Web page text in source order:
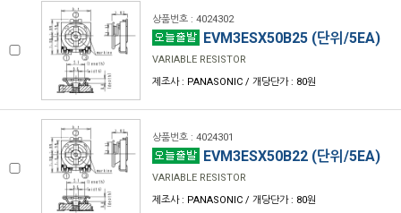
상품번호 : 4024302
EVM3ESX50B25 (단위/5EA)
VARIABLE RESISTOR
제조사 : PANASONIC / 개당단가 : 80원
상품번호 : 4024301
EVM3ESX50B22 (단위/5EA)
VARIABLE RESISTOR
제조사 : PANASONIC / 개당단가 : 80원